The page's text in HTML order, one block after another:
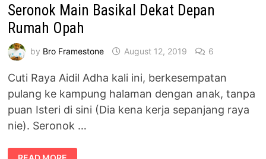
Seronok Main Basikal Dekat Depan
Rumah Opah
by Bro Framestone August 12, 2019 6
Cuti Raya Aidil Adha kali ini, berkesempatan
pulang ke kampung halaman dengan anak, tanpa
puan Isteri di sini (Dia kena kerja sepanjang raya
nie). Seronok …
SERONOK